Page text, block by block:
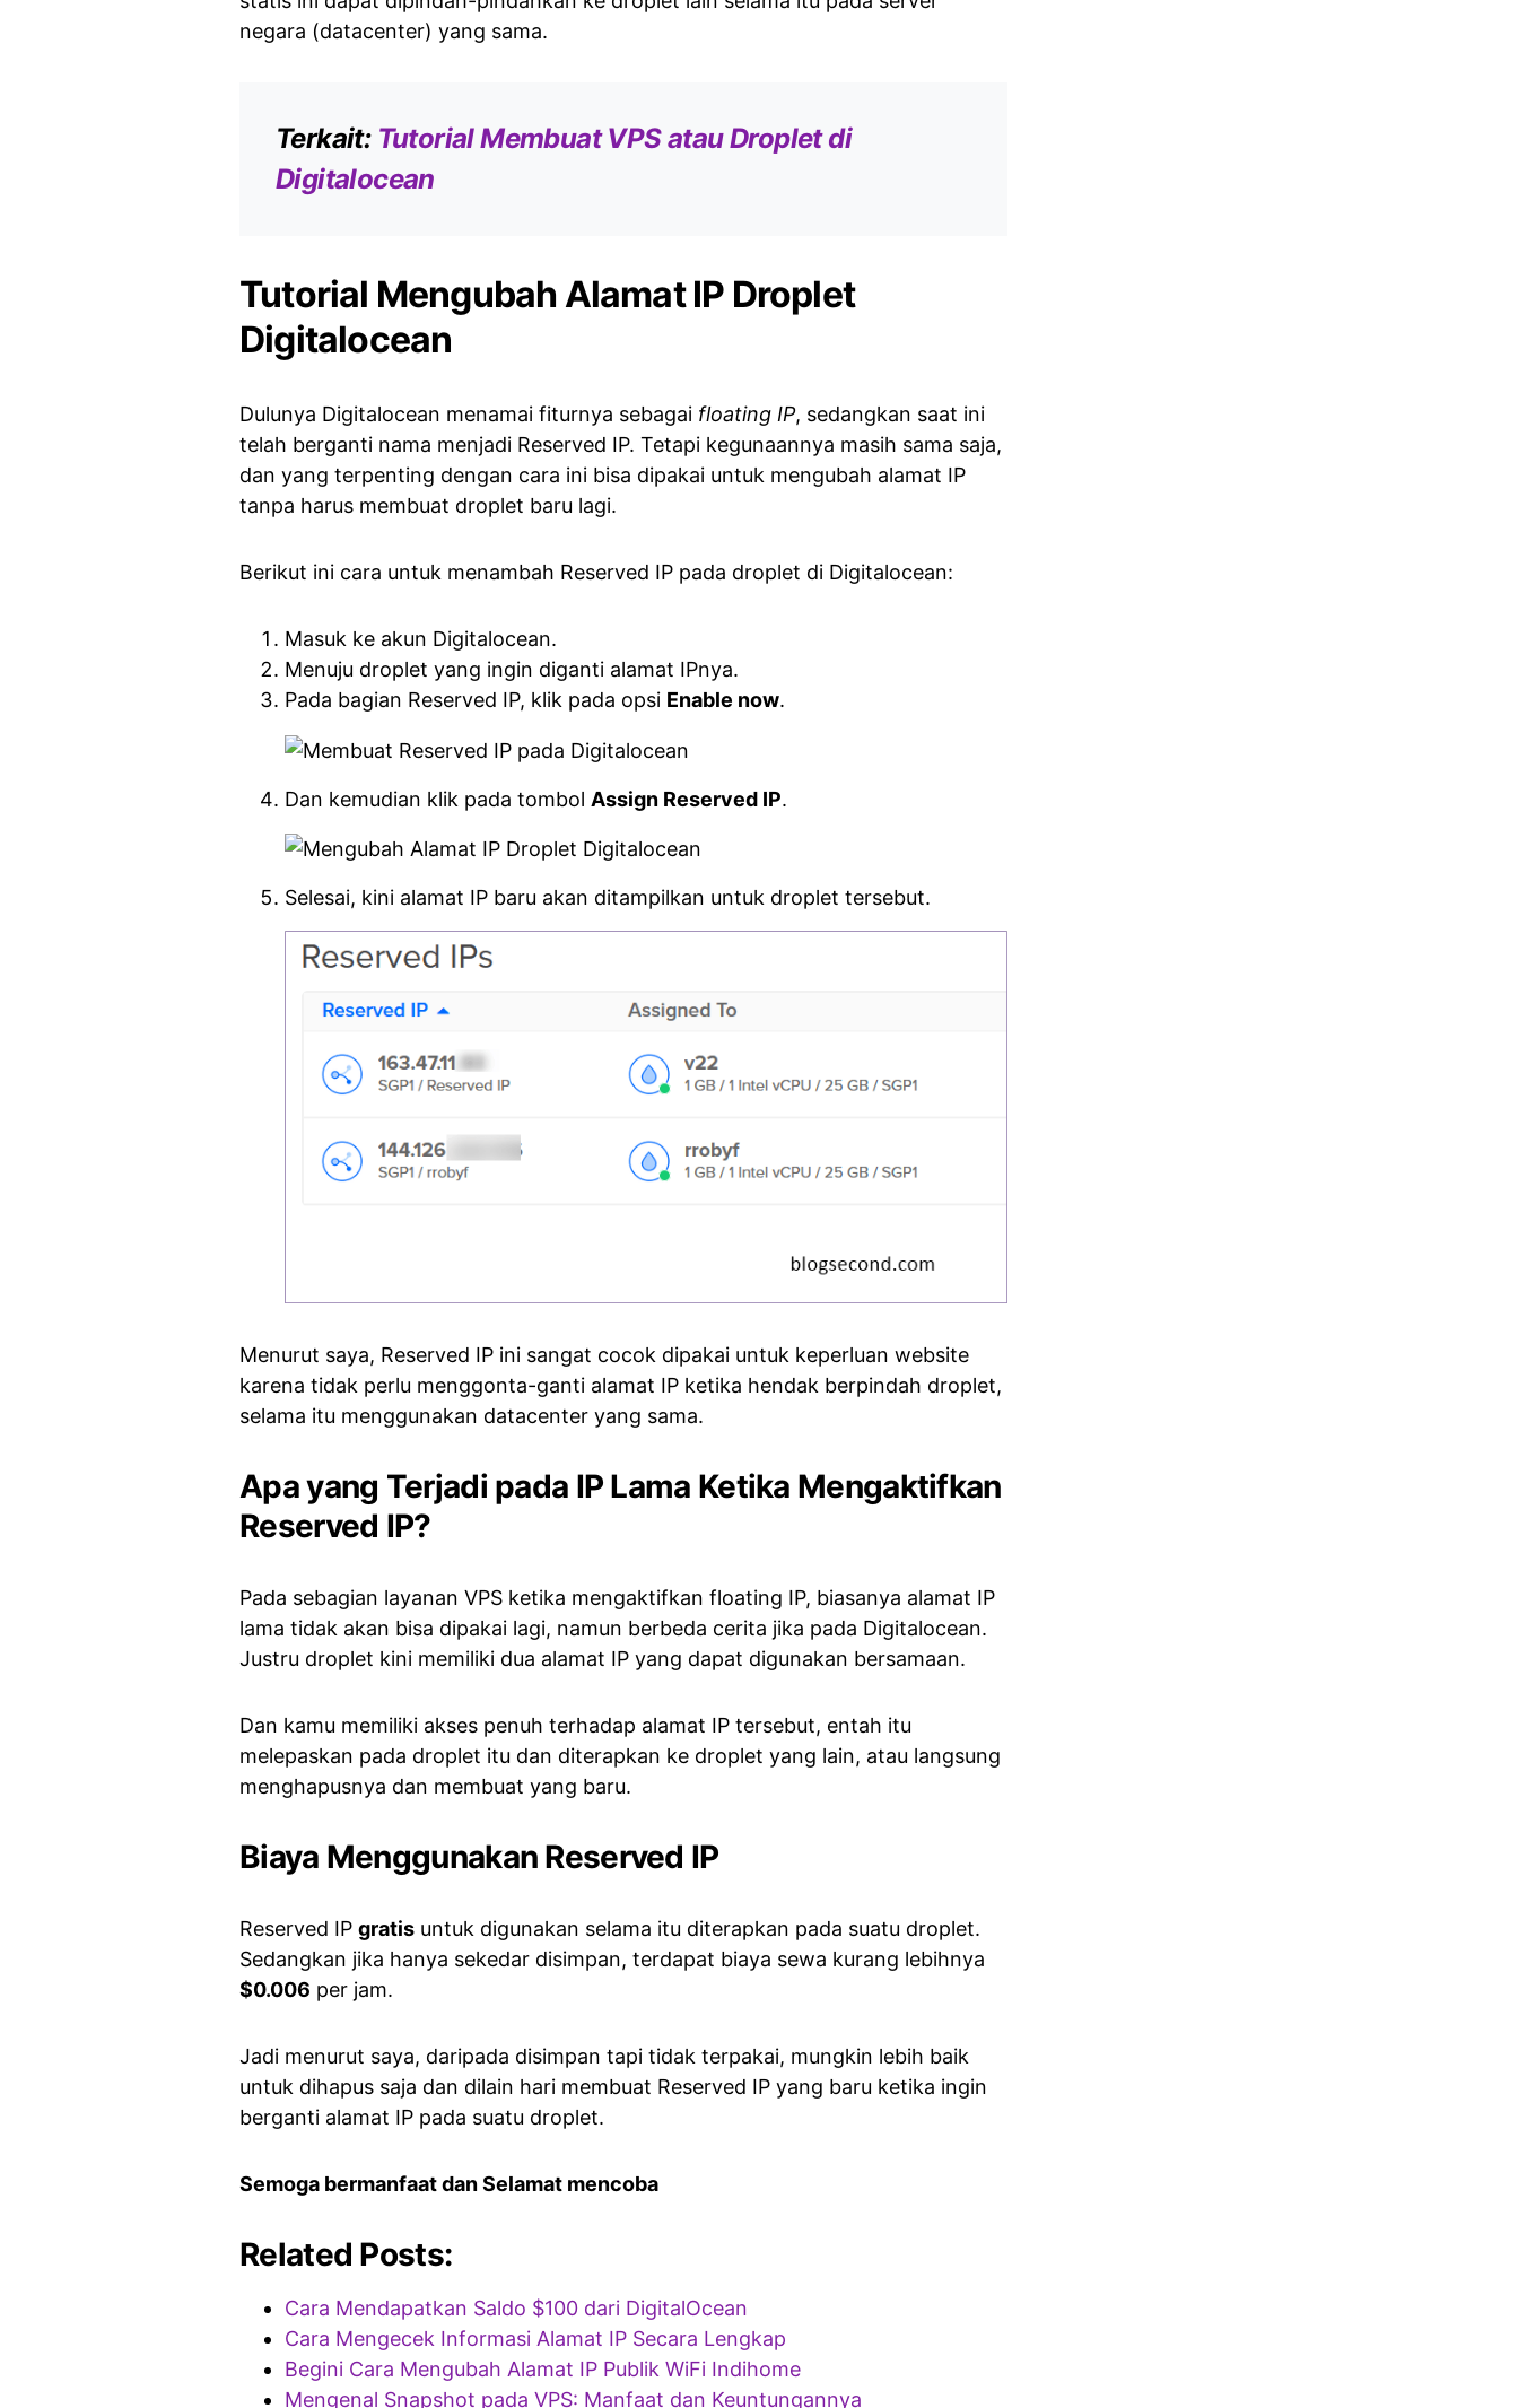
negara (datacenter) yang sama.
Terkait: Tutorial Membuat VPS atau Droplet di
Digitalocean
Tutorial Mengubah Alamat IP Droplet
Digitalocean
Dulunya Digitalocean menamai fiturnya sebagai floating IP, sedangkan saat ini
telah berganti nama menjadi Reserved IP. Tetapi kegunaannya masih sama saja,
dan yang terpenting dengan cara ini bisa dipakai untuk mengubah alamat IP
tanpa harus membuat droplet baru lagi.
Berikut ini cara untuk menambah Reserved IP pada droplet di Digitalocean:
Masuk ke akun Digitalocean.
Menuju droplet yang ingin diganti alamat IPnya.
Pada bagian Reserved IP, klik pada opsi Enable now.
Dan kemudian klik pada tombol Assign Reserved IP.
Selesai, kini alamat IP baru akan ditampilkan untuk droplet tersebut.
Menurut saya, Reserved IP ini sangat cocok dipakai untuk keperluan website
karena tidak perlu menggonta-ganti alamat IP ketika hendak berpindah droplet,
selama itu menggunakan datacenter yang sama.
Apa yang Terjadi pada IP Lama Ketika Mengaktifkan
Reserved IP?
Pada sebagian layanan VPS ketika mengaktifkan floating IP, biasanya alamat IP
lama tidak akan bisa dipakai lagi, namun berbeda cerita jika pada Digitalocean.
Justru droplet kini memiliki dua alamat IP yang dapat digunakan bersamaan.
Dan kamu memiliki akses penuh terhadap alamat IP tersebut, entah itu
melepaskan pada droplet itu dan diterapkan ke droplet yang lain, atau langsung
menghapusnya dan membuat yang baru.
Biaya Menggunakan Reserved IP
Reserved IP gratis untuk digunakan selama itu diterapkan pada suatu droplet.
Sedangkan jika hanya sekedar disimpan, terdapat biaya sewa kurang lebihnya
$0.006 per jam.
Jadi menurut saya, daripada disimpan tapi tidak terpakai, mungkin lebih baik
untuk dihapus saja dan dilain hari membuat Reserved IP yang baru ketika ingin
berganti alamat IP pada suatu droplet.
Semoga bermanfaat dan Selamat mencoba
Related Posts:
Cara Mendapatkan Saldo $100 dari DigitalOcean
Cara Mengecek Informasi Alamat IP Secara Lengkap
Begini Cara Mengubah Alamat IP Publik WiFi Indihome
Mengenal Snapshot pada VPS: Manfaat dan Keuntungannya